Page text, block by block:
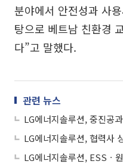
분야에서 안전성과 사
탕으로 베트남 친환경
다”고 말했다.
관련 뉴스
LG에너지솔루션, 중진공
LG에너지솔루션, 협력사
LG에너지솔루션, ESSㆍ